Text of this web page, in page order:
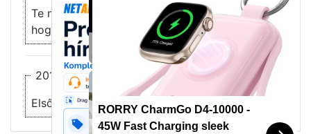
Download uTorrent – The World's #1 Torrent Client
uTorrent
10 Cheap Meals That Taste Like a Million Bucks
Corrie Cooks
Looking for someone in Columbus today Looking for someone in Columbus today
RORRY CharmGo D4-10000 -
45W Fast Charging sleek
Te most tényleg felháborodva reklámozod,
hogy milyen hülye vagy? Nem semmi...
2018-09-06 01:04:50 -PATRON
Első részt úgy ahogy értem de a többit wthf?